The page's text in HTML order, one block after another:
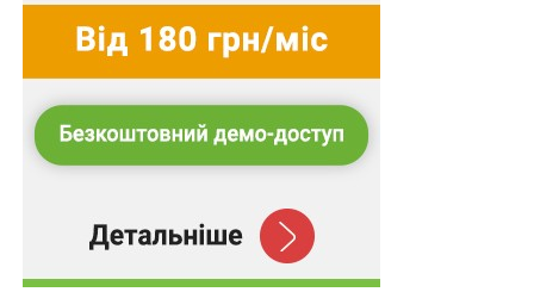
Go to the Future: стартувала реєстрація на третій
щорічний благодійний забіг на підтримку…
Соціальна кампанія “Втрата кінцівки — не
втрата активного життя”. 1 липня стартувала…
ПОВ'ЯЗАНІ ТЕМИ: ЄВІ ЄФВВ МОН
В законопроектах про працю не враховано
міжнародні трудові стандарти